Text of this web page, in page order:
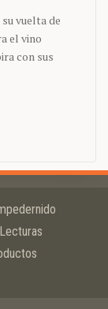
vuelta de
el vino
con sus
Lecturas